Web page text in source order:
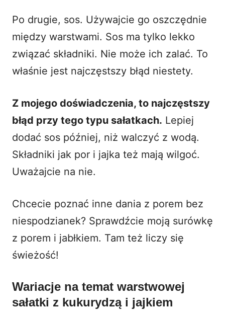
Po drugie, sos. Używajcie go oszczędnie
między warstwami. Sos ma tylko lekko
związać składniki. Nie może ich zalać. To
właśnie jest najczęstszy błąd niestety.
Z mojego doświadczenia, to najczęstszy
błąd przy tego typu sałatkach. Lepiej
dodać sos później, niż walczyć z wodą.
Składniki jak por i jajka też mają wilgoć.
Uważajcie na nie.
Chcecie poznać inne dania z porem bez
niespodzianek? Sprawdźcie moją surówkę
z porem i jabłkiem. Tam też liczy się
świeżość!
Wariacje na temat warstwowej
sałatki z kukurydzą i jajkiem